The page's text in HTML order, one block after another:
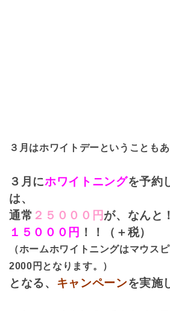
３月はホワイトデーということも
３月にホワイトニングを予約
は、
通常 ２５０００ 円が、なんと
１５０００円 ！！（＋税）
（ホームホワイトニングはマウス
2000円となります。）
となる、 キャンペーンを実施